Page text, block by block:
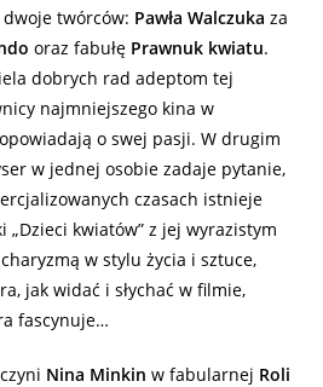
dwoje twórców: Pawła Walczukaza
oraz fabułę Prawnuk kwiatu.
dobrych rad adeptom tej
najmniejszego kina w
o swej pasji. W drugim
w jednej osobie zadaje pytanie,
czasach istnieje
„Dzieci kwiatów” z jej wyrazistym
w stylu życia i sztuce,
jak widać i słychać w filmie,
fascynuje…
Nina Minkin w fabularnej Roli